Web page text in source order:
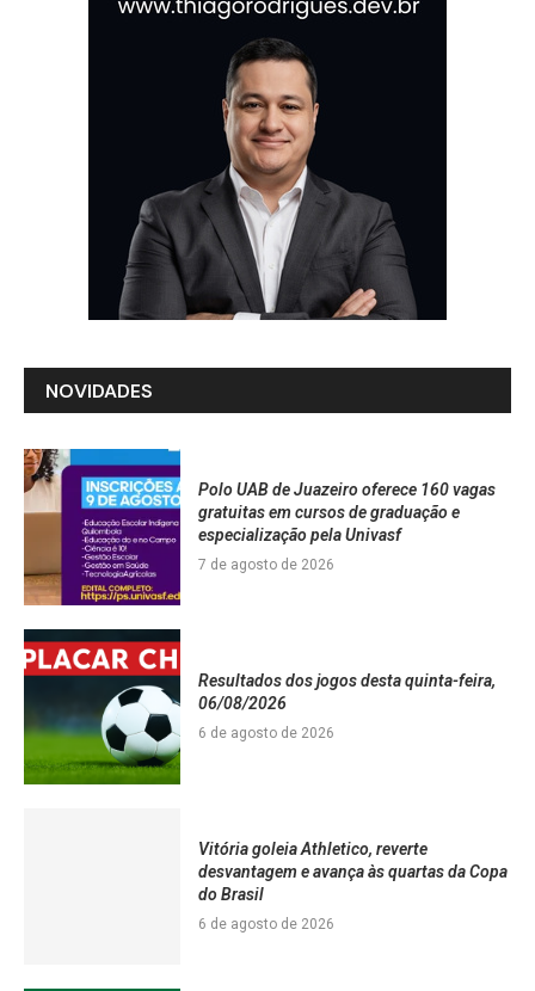
NOVIDADES
Polo UAB de Juazeiro oferece 160 vagas
gratuitas em cursos de graduação e
especialização pela Univasf
7 de agosto de 2026
Resultados dos jogos desta quinta-feira,
06/08/2026
6 de agosto de 2026
Vitória goleia Athletico, reverte
desvantagem e avança às quartas da Copa
do Brasil
6 de agosto de 2026